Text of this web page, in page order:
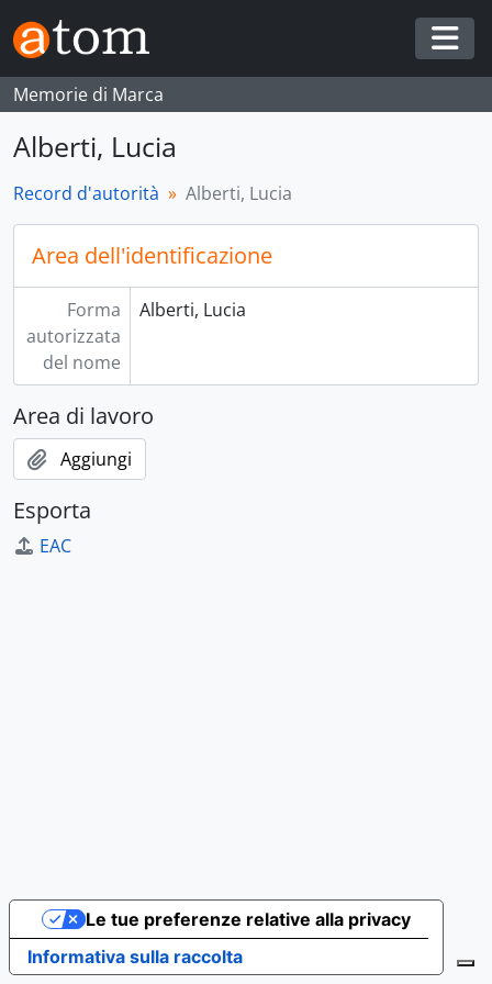
Skip to main content
Memorie di Marca
Alberti, Lucia
Record d'autorità Alberti, Lucia
Area dell'identificazione
Forma
autorizzata
del nome
Alberti, Lucia
Area di lavoro
Aggiungi
Esporta
EAC
Informativa sulla raccolta
Le tue preferenze relative alla privacy